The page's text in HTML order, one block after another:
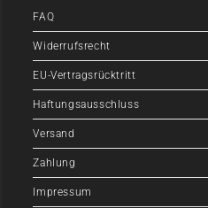
FAQ
Widerrufsrecht
EU-Vertragsrücktritt
Haftungsausschluss
Versand
Zahlung
Impressum